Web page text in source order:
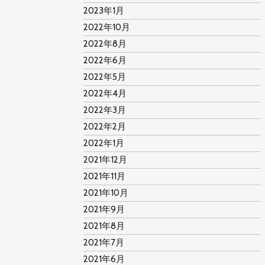
2023年1月
2022年10月
2022年8月
2022年6月
2022年5月
2022年4月
2022年3月
2022年2月
2022年1月
2021年12月
2021年11月
2021年10月
2021年9月
2021年8月
2021年7月
2021年6月